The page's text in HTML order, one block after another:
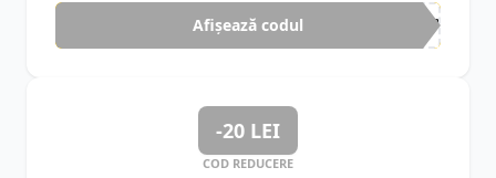
Afișează codul
CUP
-20 LEI
COD REDUCERE